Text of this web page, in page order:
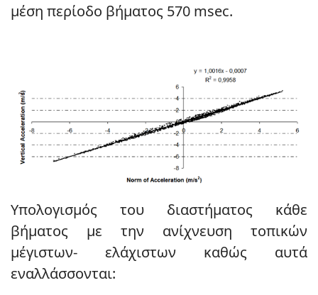
μέση περίοδο βήματος 570 msec.
Υπολογισμός του διαστήματος κάθε
βήματος με την ανίχνευση τοπικών
μέγιστων- ελάχιστων καθώς αυτά
εναλλάσσονται: